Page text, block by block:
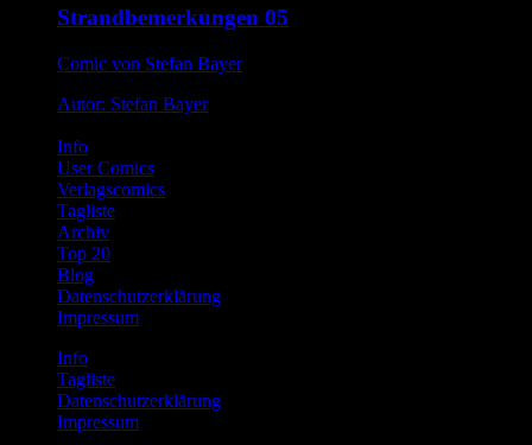
Strandbemerkungen 05
Comic von Stefan Bayer
Autor: Stefan Bayer
Info
User Comics
Verlagscomics
Tagliste
Archiv
Top 20
Blog
Datenschutzerklärung
Impressum
Info
Tagliste
Datenschutzerklärung
Impressum